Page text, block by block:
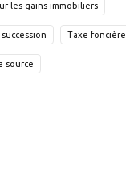
les gains immobiliers
Taxe foncière
source